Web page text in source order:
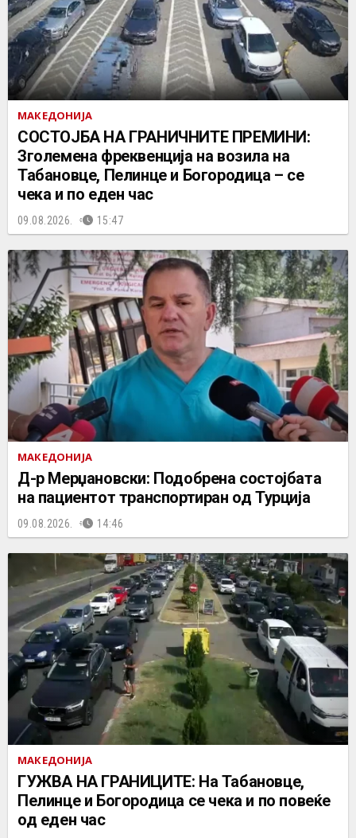
МАКЕДОНИЈА
СОСТОЈБА НА ГРАНИЧНИТЕ ПРЕМИНИ:
Зголемена фреквенција на возила на
Табановце, Пелинце и Богородица – се
чека и по еден час
09.08.2026. 15:47
МАКЕДОНИЈА
Д-р Мерџановски: Подобрена состојбата
на пациентот транспортиран од Турција
09.08.2026. 14:46
МАКЕДОНИЈА
ГУЖВА НА ГРАНИЦИТЕ: На Табановце,
Пелинце и Богородица се чека и по повеќе
од еден час